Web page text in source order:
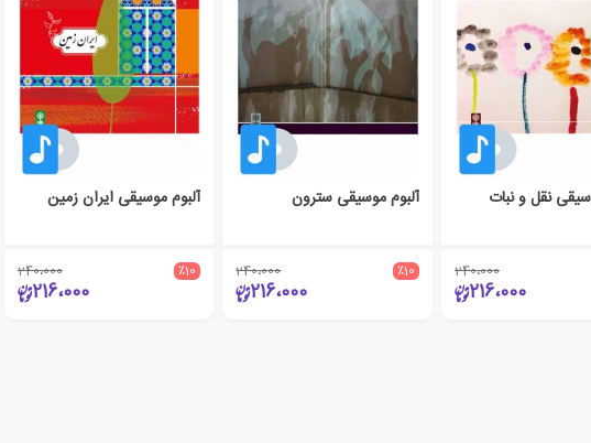
نقل و نبات
240،000
216،000
آلبوم موسیقی سترون
٪10 240،000
216،000
آلبوم موسیقی ایران زمین
٪10 240،000
216،000